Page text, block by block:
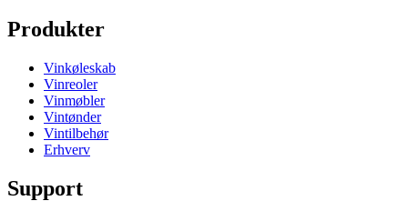
Produkter
Vinkøleskab
Vinreoler
Vinmøbler
Vintønder
Vintilbehør
Erhverv
Support